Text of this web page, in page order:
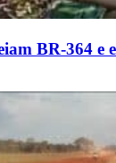
BR-364 e